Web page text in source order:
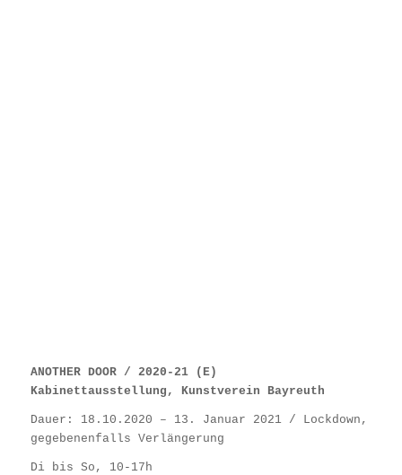
ANOTHER DOOR / 2020-21 (E)
Kabinettausstellung, Kunstverein Bayreuth
Dauer: 18.10.2020 – 13. Januar 2021 / Lockdown,
gegebenenfalls Verlängerung
Di bis So, 10-17h